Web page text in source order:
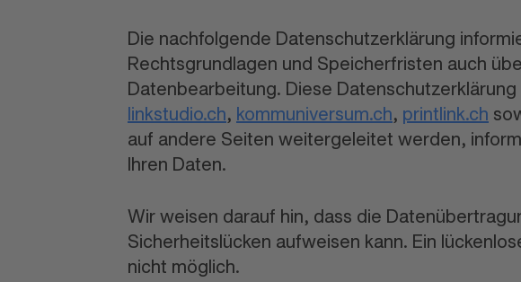
Die nachfolgende Datenschutzerklärung
Rechtsgrundlagen und Speicherfristen auch
Datenbearbeitung. Diese
linkstudio.ch, kommuniversum.ch, printlink.ch
auf andere Seiten weitergeleitet werden,
Ihren Daten.
Wir weisen darauf hin, dass die
Sicherheitslücken aufweisen kann. Ein
nicht möglich.